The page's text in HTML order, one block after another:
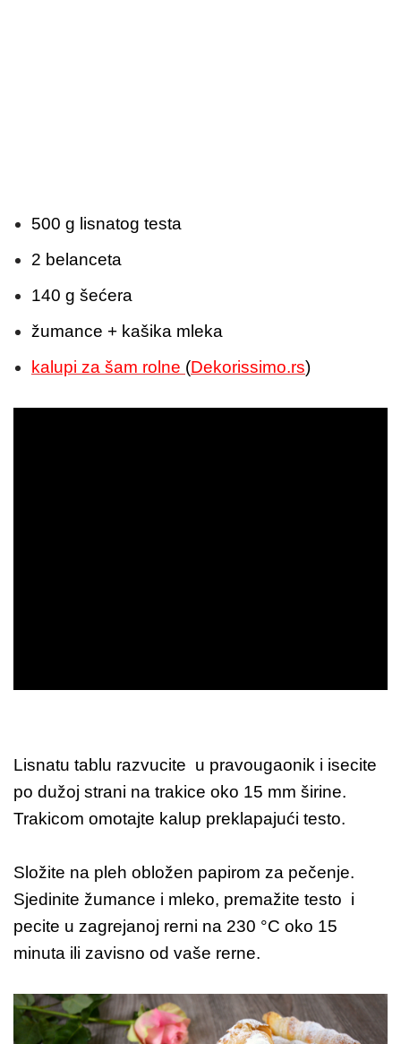
500 g lisnatog testa
2 belanceta
140 g šećera
žumance + kašika mleka
kalupi za šam rolne (Dekorissimo.rs)
Lisnatu tablu razvucite u pravougaonik i isecite
po dužoj strani na trakice oko 15 mm širine.
Trakicom omotajte kalup preklapajući testo.
Složite na pleh obložen papirom za pečenje.
Sjedinite žumance i mleko, premažite testo i
pecite u zagrejanoj rerni na 230 °C oko 15
minuta ili zavisno od vaše rerne.